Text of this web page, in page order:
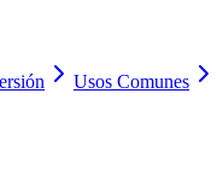
Usos Comunes